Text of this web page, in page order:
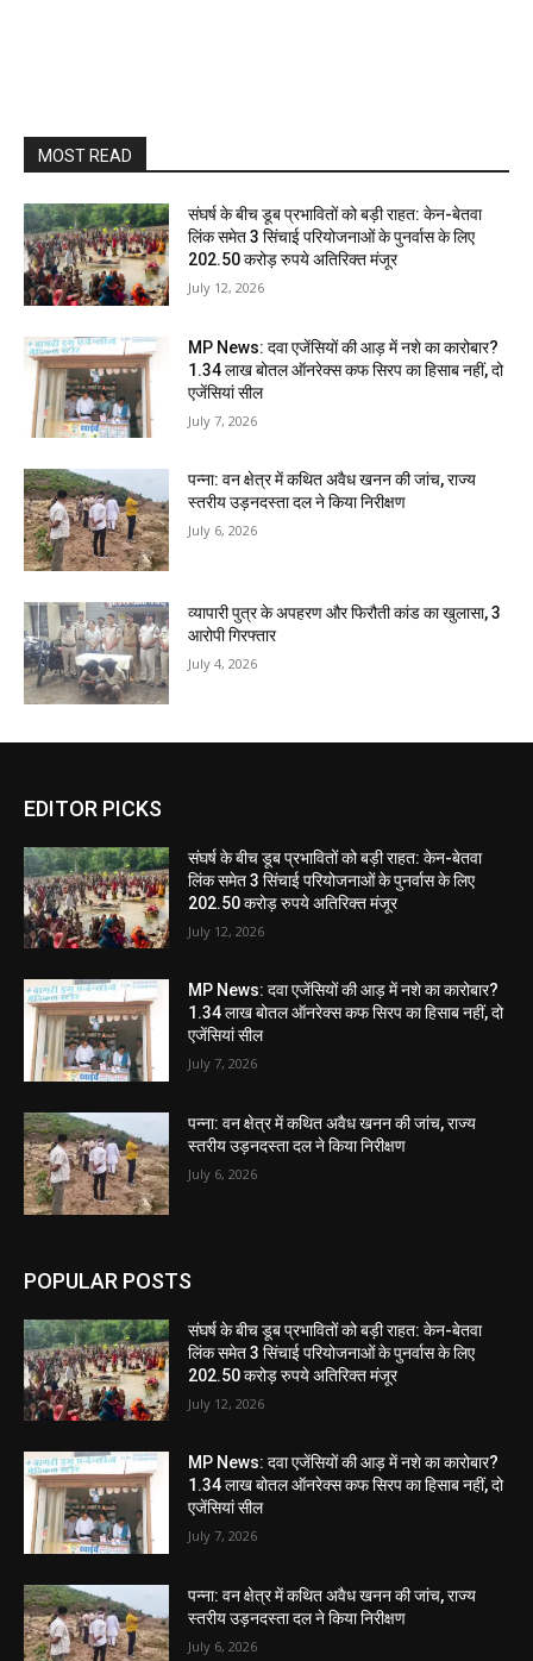
MOST READ
संघर्ष के बीच डूब प्रभावितों को बड़ी राहत: केन-बेतवा
लिंक समेत 3 सिंचाई परियोजनाओं के पुनर्वास के लिए
202.50 करोड़ रुपये अतिरिक्त मंजूर
July 12, 2026
MP News: दवा एजेंसियों की आड़ में नशे का कारोबार?
1.34 लाख बोतल ऑनरेक्स कफ सिरप का हिसाब नहीं, दो
एजेंसियां सील
July 7, 2026
पन्ना: वन क्षेत्र में कथित अवैध खनन की जांच, राज्य
स्तरीय उड़नदस्ता दल ने किया निरीक्षण
July 6, 2026
व्यापारी पुत्र के अपहरण और फिरौती कांड का खुलासा, 3
आरोपी गिरफ्तार
July 4, 2026
EDITOR PICKS
संघर्ष के बीच डूब प्रभावितों को बड़ी राहत: केन-बेतवा
लिंक समेत 3 सिंचाई परियोजनाओं के पुनर्वास के लिए
202.50 करोड़ रुपये अतिरिक्त मंजूर
July 12, 2026
MP News: दवा एजेंसियों की आड़ में नशे का कारोबार?
1.34 लाख बोतल ऑनरेक्स कफ सिरप का हिसाब नहीं, दो
एजेंसियां सील
July 7, 2026
पन्ना: वन क्षेत्र में कथित अवैध खनन की जांच, राज्य
स्तरीय उड़नदस्ता दल ने किया निरीक्षण
July 6, 2026
POPULAR POSTS
संघर्ष के बीच डूब प्रभावितों को बड़ी राहत: केन-बेतवा
लिंक समेत 3 सिंचाई परियोजनाओं के पुनर्वास के लिए
202.50 करोड़ रुपये अतिरिक्त मंजूर
July 12, 2026
MP News: दवा एजेंसियों की आड़ में नशे का कारोबार?
1.34 लाख बोतल ऑनरेक्स कफ सिरप का हिसाब नहीं, दो
एजेंसियां सील
July 7, 2026
पन्ना: वन क्षेत्र में कथित अवैध खनन की जांच, राज्य
स्तरीय उड़नदस्ता दल ने किया निरीक्षण
July 6, 2026